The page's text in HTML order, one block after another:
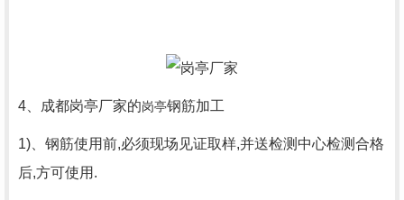
4、 成都岗亭厂家的岗亭钢筋加工
1)、钢筋使用前,必须现场见证取样,并送检测中心检测合格
后,方可使用.